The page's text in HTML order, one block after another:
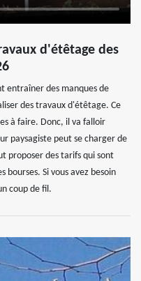
d'étêtage des
entraîner des manques de
des travaux d'étêtage. Ce
à faire. Donc, il va falloir
paysagiste peut se charger de
proposer des tarifs qui sont
bourses. Si vous avez besoin
coup de fil.